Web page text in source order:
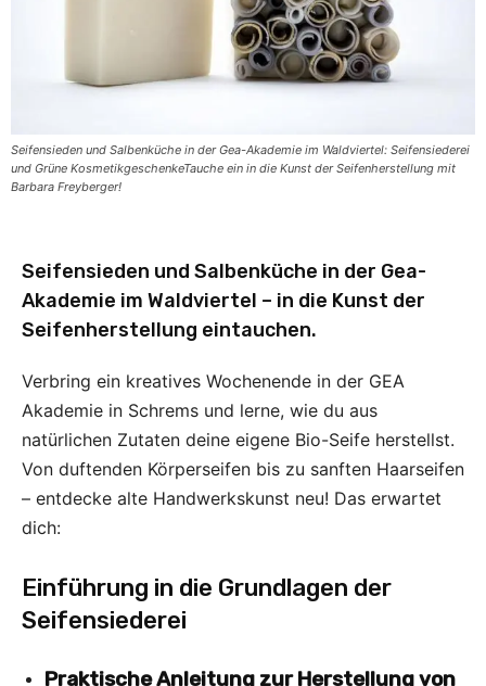
Seifensieden und Salbenküche in der Gea-Akademie im Waldviertel: Seifensiederei
und Grüne KosmetikgeschenkeTauche ein in die Kunst der Seifenherstellung mit
Barbara Freyberger!
Seifensieden und Salbenküche in der Gea-
Akademie im Waldviertel – in die Kunst der
Seifenherstellung eintauchen.
Verbring ein kreatives Wochenende in der GEA
Akademie in Schrems und lerne, wie du aus
natürlichen Zutaten deine eigene Bio-Seife herstellst.
Von duftenden Körperseifen bis zu sanften Haarseifen
– entdecke alte Handwerkskunst neu! Das erwartet
dich:
Einführung in die Grundlagen der
Seifensiederei
Praktische Anleitung zur Herstellung von